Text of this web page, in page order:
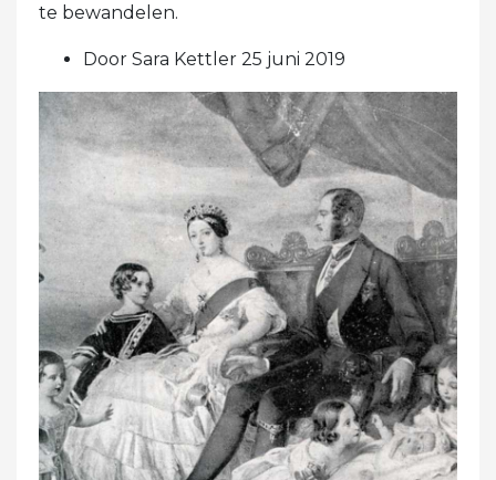
te bewandelen.
Door Sara Kettler 25 juni 2019